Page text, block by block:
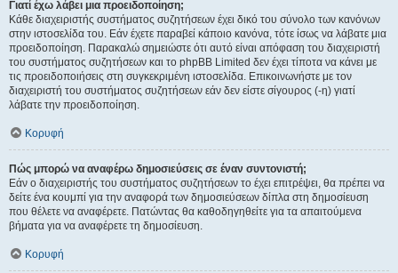
Γιατί έχω λάβει μια προειδοποίηση;
Κάθε διαχειριστής συστήματος συζητήσεων έχει δικό του σύνολο των κανόνων
στην ιστοσελίδα του. Εάν έχετε παραβεί κάποιο κανόνα, τότε ίσως να λάβατε μια
προειδοποίηση. Παρακαλώ σημειώστε ότι αυτό είναι απόφαση του διαχειριστή
του συστήματος συζητήσεων και το phpBB Limited δεν έχει τίποτα να κάνει με
τις προειδοποιήσεις στη συγκεκριμένη ιστοσελίδα. Επικοινωνήστε με τον
διαχειριστή του συστήματος συζητήσεων εάν δεν είστε σίγουρος (-η) γιατί
λάβατε την προειδοποίηση.
Κορυφή
Πώς μπορώ να αναφέρω δημοσιεύσεις σε έναν συντονιστή;
Εάν ο διαχειριστής του συστήματος συζητήσεων το έχει επιτρέψει, θα πρέπει να
δείτε ένα κουμπί για την αναφορά των δημοσιεύσεων δίπλα στη δημοσίευση
που θέλετε να αναφέρετε. Πατώντας θα καθοδηγηθείτε για τα απαιτούμενα
βήματα για να αναφέρετε τη δημοσίευση.
Κορυφή